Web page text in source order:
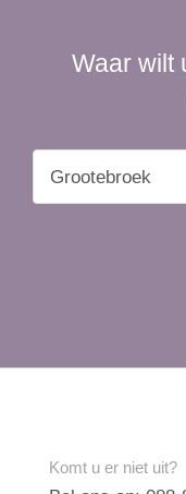
Waar wilt
Komt u er niet uit?